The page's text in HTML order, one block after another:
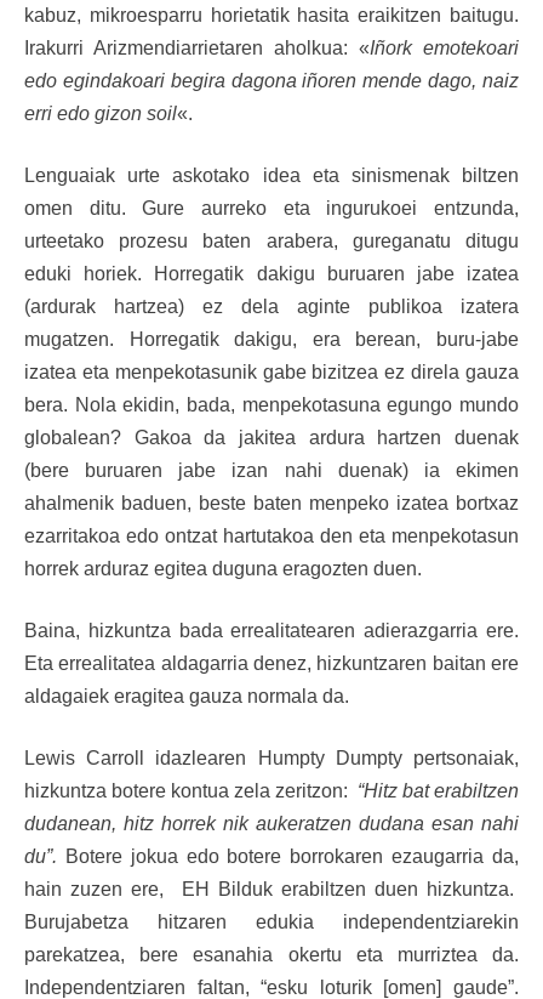
kabuz, mikroesparru horietatik hasita eraikitzen baitugu.
Irakurri Arizmendiarrietaren aholkua: «Iñork emotekoari
edo egindakoari begira dagona iñoren mende dago, naiz
erri edo gizon soil«.
Lenguaiak urte askotako idea eta sinismenak biltzen
omen ditu. Gure aurreko eta ingurukoei entzunda,
urteetako prozesu baten arabera, gureganatu ditugu
eduki horiek. Horregatik dakigu buruaren jabe izatea
(ardurak hartzea) ez dela aginte publikoa izatera
mugatzen. Horregatik dakigu, era berean, buru-jabe
izatea eta menpekotasunik gabe bizitzea ez direla gauza
bera. Nola ekidin, bada, menpekotasuna egungo mundo
globalean? Gakoa da jakitea ardura hartzen duenak
(bere buruaren jabe izan nahi duenak) ia ekimen
ahalmenik baduen, beste baten menpeko izatea bortxaz
ezarritakoa edo ontzat hartutakoa den eta menpekotasun
horrek arduraz egitea duguna eragozten duen.
Baina, hizkuntza bada errealitatearen adierazgarria ere.
Eta errealitatea aldagarria denez, hizkuntzaren baitan ere
aldagaiek eragitea gauza normala da.
Lewis Carroll idazlearen Humpty Dumpty pertsonaiak,
hizkuntza botere kontua zela zeritzon: “Hitz bat erabiltzen
dudanean, hitz horrek nik aukeratzen dudana esan nahi
du”. Botere jokua edo botere borrokaren ezaugarria da,
hain zuzen ere, EH Bilduk erabiltzen duen hizkuntza.
Burujabetza hitzaren edukia independentziarekin
parekatzea, bere esanahia okertu eta murriztea da.
Independentziaren faltan, “esku loturik [omen] gaude”.